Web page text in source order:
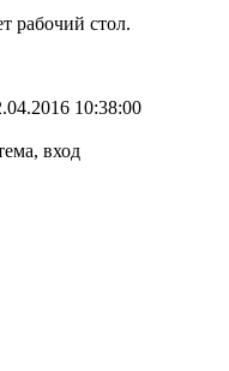
рабочий стол.
10:38:00
вход